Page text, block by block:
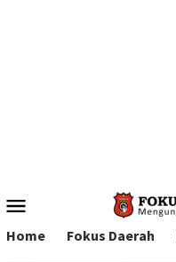
Menu
Home Fokus Daerah